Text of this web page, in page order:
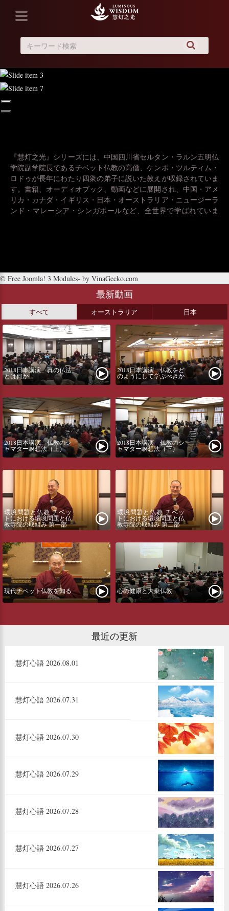
『慧灯之光』シリーズには、中国四川省セルタン・ラルン五明仏
学院副学院長であるチベット仏教の高僧、ケンポ・ツルティム・
ロドゥが長年にわたり四衆の弟子に説いた教えが収録されていま
す。書籍、オーディオブック、動画などに展開され、中国・アメ
リカ・カナダ・イギリス・日本・オーストラリア・ニュージーラ
ンド・マレーシア・シンガポールなど、全世界で学ばれていま
ケンポ・ツルティム・ロドゥは、現在、ラルン五明仏学院副学院
長であり、現代を代表するチベット仏教・ニンマ派の高僧です。
四川省甘孜チベット族自治州のダンゴ県（炉霍县）出身で、現
在、チベット族社会の中で、非常に影響力のある有識者の一人で
す。
ケンポは、ダンゴ県（炉霍县）のごく一般的な家庭に生まれまし
© Free Joomla! 3 Modules- by VinaGecko.com
最新動画
すべて オーストラリア 日本
2018日本講演 真の仏法
とは何か
2018日本講演 仏教をど
のようにして学ぶべきか
2018日本講演 仏教のシ
ャマター瞑想法（上）
2018日本講演 仏教のシ
ャマター瞑想法（下）
環境問題と仏教-チベッ
トにおける環境問題と仏
教寺院の取組み 第一部
環境問題と仏教-チベッ
トにおける環境問題と仏
教寺院の取組み 第二部
現代チベット仏教を知る 心の健康と大乗仏教
最近の更新
慧灯心語 2026.08.01
慧灯心語 2026.07.31
慧灯心語 2026.07.30
慧灯心語 2026.07.29
慧灯心語 2026.07.28
慧灯心語 2026.07.27
慧灯心語 2026.07.26